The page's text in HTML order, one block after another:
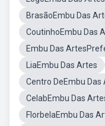
BrasãoEmbu Das
CoutinhoEmbu Das
Embu Das
LiaEmbu Das Artes
Centro DeEmbu Das
CelabEmbu Das
FlorbelaEmbu Das